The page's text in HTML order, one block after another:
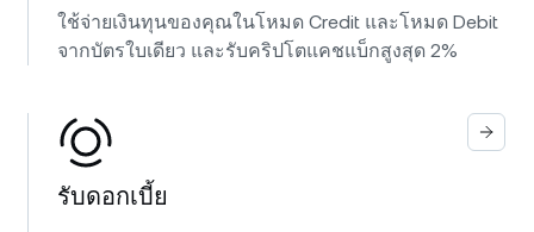
ใช้จ่ายเงินทุนของคุณในโหมด Credit และโหมด Debit
จากบัตรใบเดียว และรับคริปโตแคชแบ็กสูงสุด 2%
รับดอกเบี้ย